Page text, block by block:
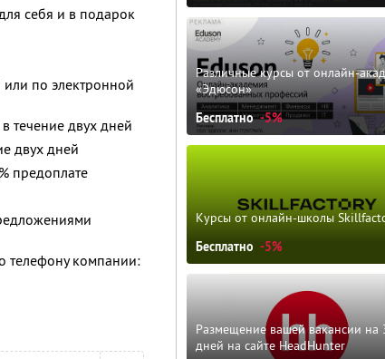
себя и в подарок
по электронной
течение двух дней
двух дней
предоплате
телефону компании:
Различные курсы от онлайн-
«Эдюсон»
Бесплатно -5%
Курсы от онлайн-школы
Бесплатно -5%
Размещение вашей вакансии на
дней на сайте HeadHunter